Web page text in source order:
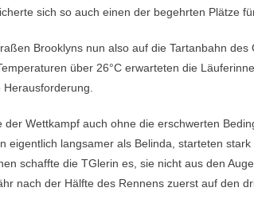
sich so auch einen der begehrten Plätze
Brooklyns nun also auf die Tartanbahn
über 26°C erwarteten die
der Wettkampf auch ohne die erschwerten
eigentlich langsamer als Belinda, starteten
schaffte die TGlerin es, sie nicht aus den
nach der Hälfte des Rennens zuerst auf den